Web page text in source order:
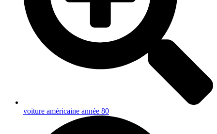
voiture américaine année 80